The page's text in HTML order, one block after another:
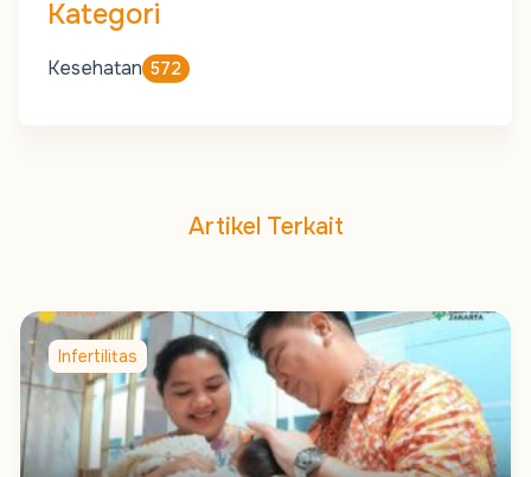
Kategori
Kesehatan 572
Artikel Terkait
Infertilitas